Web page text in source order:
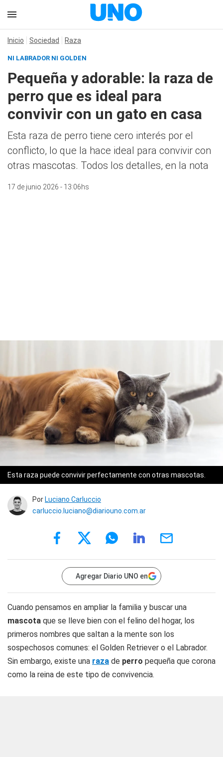
Inicio Sociedad Raza
NI LABRADOR NI GOLDEN
Pequeña y adorable: la raza de
perro que es ideal para
convivir con un gato en casa
Esta raza de perro tiene cero interés por el
conflicto, lo que la hace ideal para convivir con
otras mascotas. Todos los detalles, en la nota
17 de junio 2026 - 13:06hs
Esta raza puede convivir perfectamente con otras mascotas.
Por Luciano Carluccio
carluccio.luciano@diariouno.com.ar
Agregar Diario UNO en
Cuando pensamos en ampliar la familia y buscar una
mascota que se lleve bien con el felino del hogar, los
primeros nombres que saltan a la mente son los
sospechosos comunes: el Golden Retriever o el Labrador.
Sin embargo, existe una raza de perro pequeña que corona
como la reina de este tipo de convivencia.